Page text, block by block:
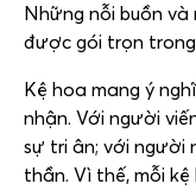
Những nỗi buồn
được gói trọn
Kệ hoa mang ý
nhận. Với người
sự tri ân; với người
thần. Vì thế, mỗi